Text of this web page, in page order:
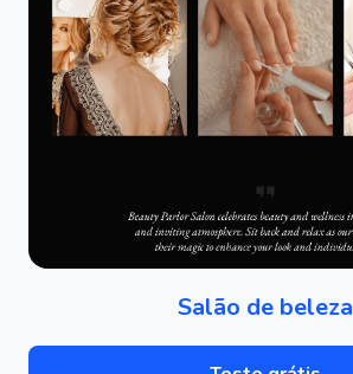
Salão de beleza